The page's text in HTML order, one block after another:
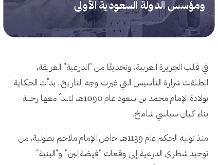
ومؤسس الدولة السعودية الأولى
في قلب الجزيرة العربية، وتحديدًا من "الدرعية" العريقة،
انطلقت شرارة التأسيس التي غيرت وجه التاريخ.. بدأت الحكاية
بولادة الإمام محمد بن سعود عام 1090هـ، لتبدأ معها رحلة
بناء كيان سياسي شامخ.
منذ توليه الحكم عام 1139هـ، خاض الإمام ملاحم بطولية، من
توحيد شطري الدرعية إلى وقعات "فيضة لبن" و"البنية"